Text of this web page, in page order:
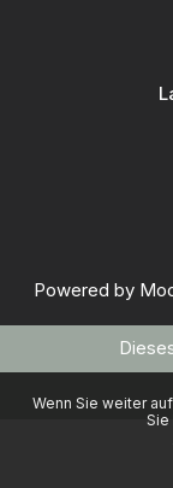
Wenn Sie weiter
Sie
Powered by